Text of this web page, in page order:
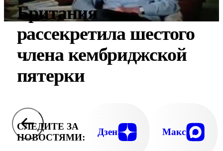
Британия
рассекретила шестого
члена кембриджской
пятерки
СЛЕДИТЕ ЗА
НОВОСТЯМИ:
Дзен Макс